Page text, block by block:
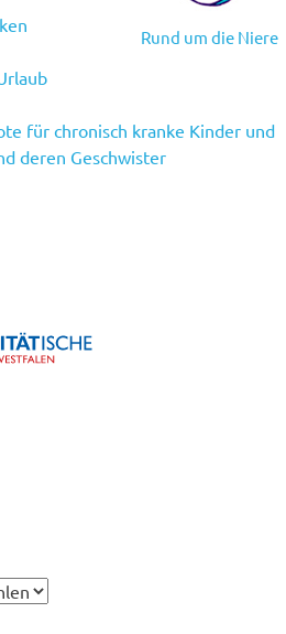
Rund um die Niere
für chronisch kranke Kinder und
deren Geschwister